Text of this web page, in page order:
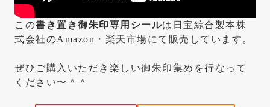
この書き置き御朱印専用シールは日宝綜合製本株
式会社のAmazon・楽天市場にて販売しています。
ぜひご購入いただき楽しい御朱印集めを行なって
ください〜＾＾